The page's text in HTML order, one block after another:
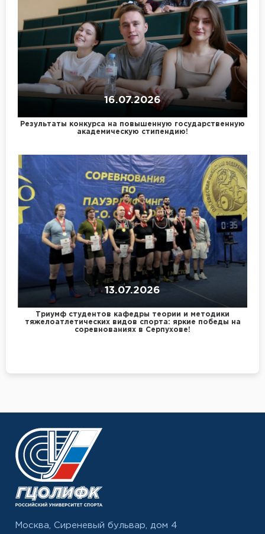
16.07.2026
Результаты конкурса на повышенную государственную
академическую стипендию!
13.07.2026
Триумф студентов кафедры теории и методики
тяжелоатлетических видов спорта: яркие победы на
соревнованиях в Серпухове!
Москва, Сиреневый бульвар, дом 4